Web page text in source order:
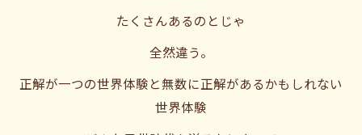
たくさんあるのとじゃ
全然違う。
正解が一つの世界体験と無数に正解があるかもしれない
世界体験